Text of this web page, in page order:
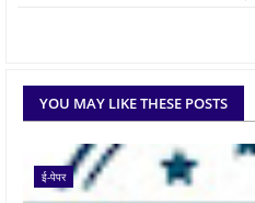
YOU MAY LIKE THESE POSTS
ई-पेपर